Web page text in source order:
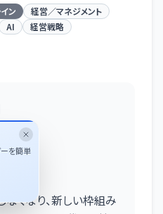
ン
経営／マネジメント
AI 経営戦略
える!!
て〜
くなり、新しい枠組み
を簡単